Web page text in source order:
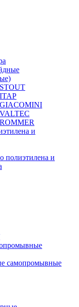
и
полиэтилена и
самопромывные